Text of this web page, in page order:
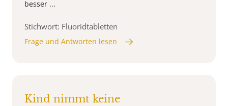
besser ...
Stichwort: Fluoridtabletten
Frage und Antworten lesen
Kind nimmt keine